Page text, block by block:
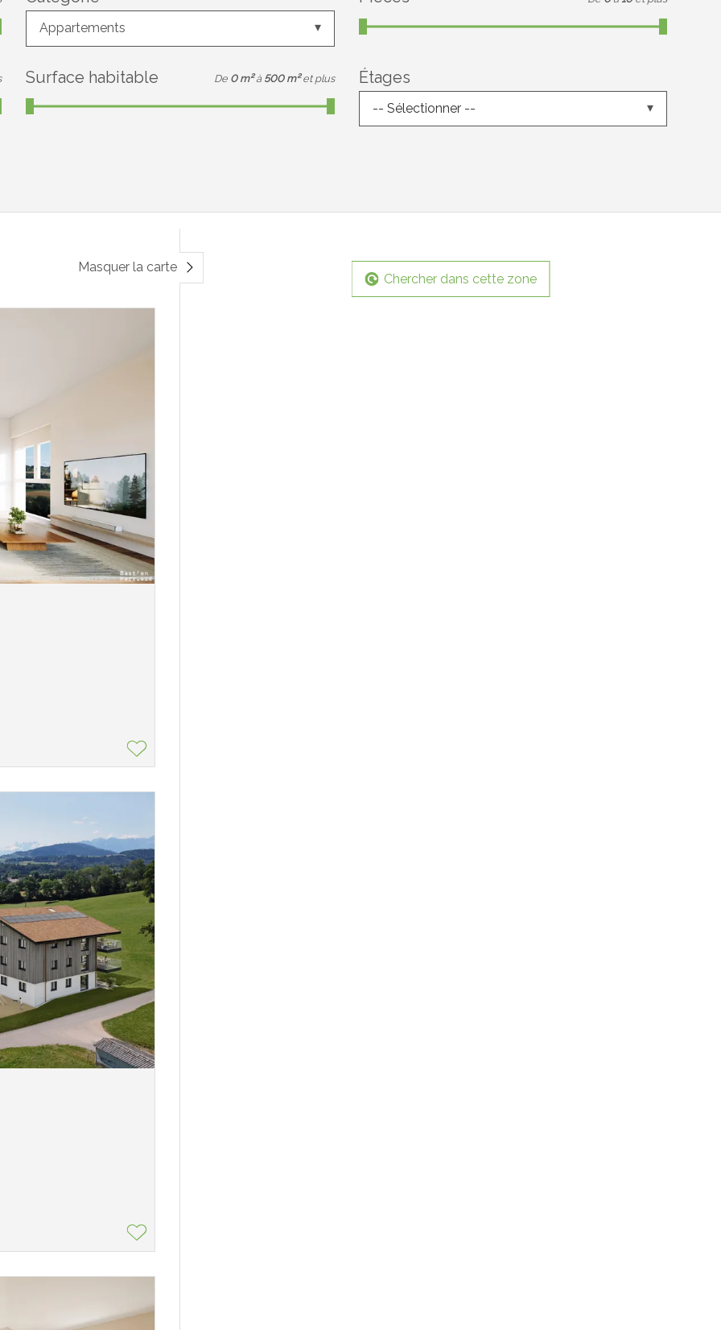
Appartements
Surface habitable De 0 m² à 500 m² et plus Étages
-- Sélectionner --
Masquer la carte
Chercher dans cette zone